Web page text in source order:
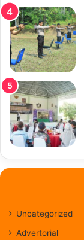
Uncategorized
Advertorial